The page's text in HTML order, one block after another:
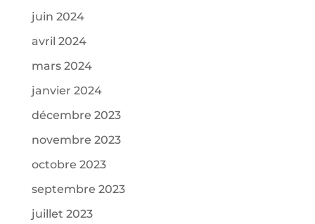
juin 2024
avril 2024
mars 2024
janvier 2024
décembre 2023
novembre 2023
octobre 2023
septembre 2023
juillet 2023